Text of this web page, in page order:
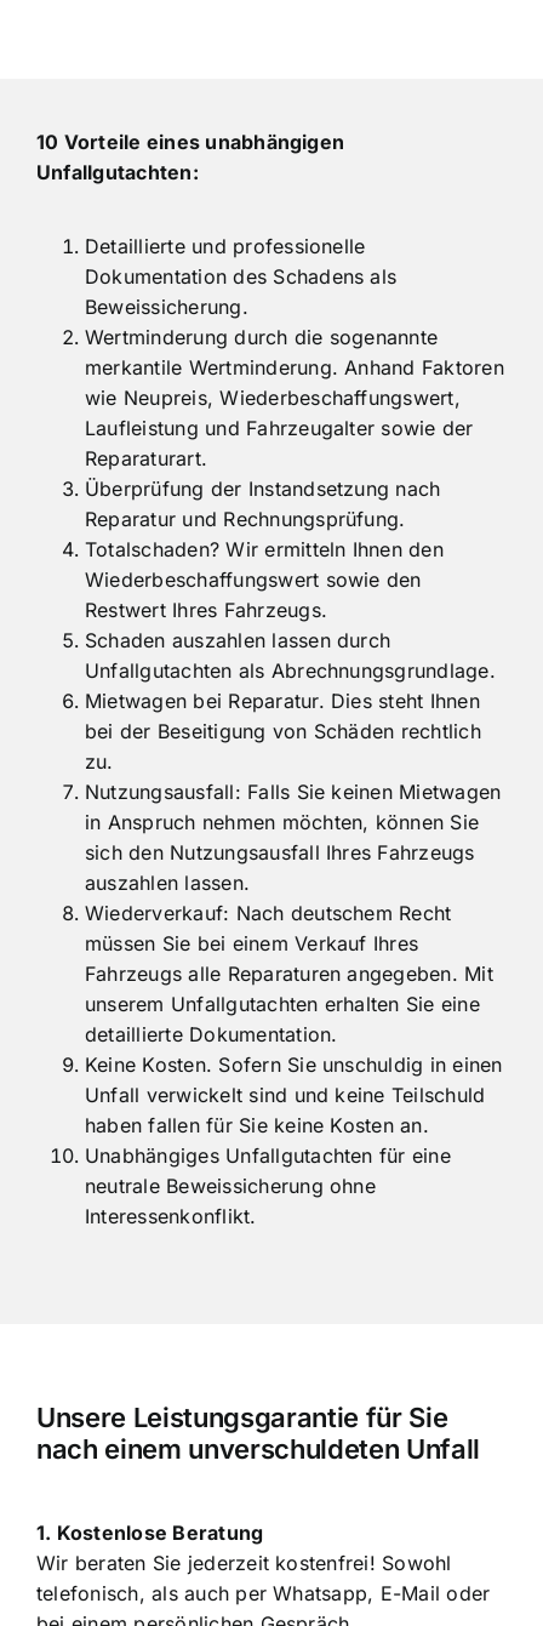
Unfallgutachten:
Detaillierte und professionelle
Dokumentation des Schadens als
Beweissicherung.
Wertminderung durch die sogenannte
merkantile Wertminderung. Anhand Faktoren
wie Neupreis, Wiederbeschaffungswert,
Laufleistung und Fahrzeugalter sowie der
Reparaturart.
Überprüfung der Instandsetzung nach
Reparatur und Rechnungsprüfung.
Totalschaden? Wir ermitteln Ihnen den
Wiederbeschaffungswert sowie den
Restwert Ihres Fahrzeugs.
Schaden auszahlen lassen durch
Unfallgutachten als Abrechnungsgrundlage.
Mietwagen bei Reparatur. Dies steht Ihnen
bei der Beseitigung von Schäden rechtlich
zu.
Nutzungsausfall: Falls Sie keinen Mietwagen
in Anspruch nehmen möchten, können Sie
sich den Nutzungsausfall Ihres Fahrzeugs
auszahlen lassen.
Wiederverkauf: Nach deutschem Recht
müssen Sie bei einem Verkauf Ihres
Fahrzeugs alle Reparaturen angegeben. Mit
unserem Unfallgutachten erhalten Sie eine
detaillierte Dokumentation.
Keine Kosten. Sofern Sie unschuldig in einen
Unfall verwickelt sind und keine Teilschuld
haben fallen für Sie keine Kosten an.
nach einem unverschuldeten Unfall
1. Kostenlose Beratung